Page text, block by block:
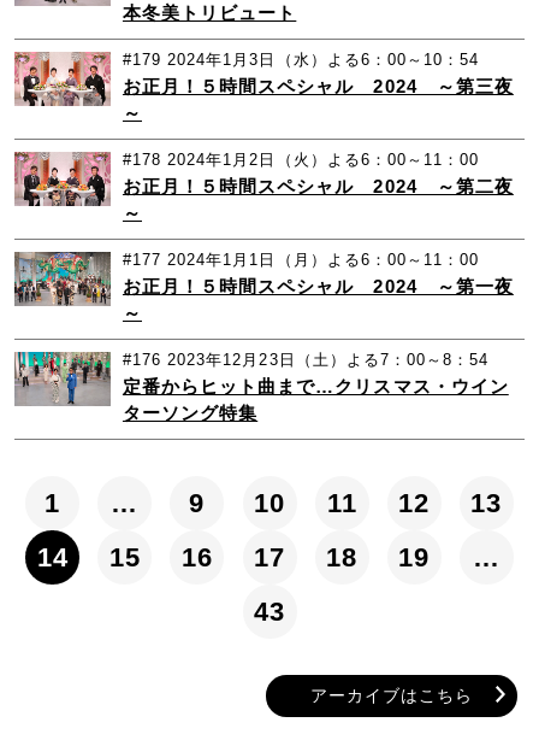
本冬美トリビュート
#179 2024年1月3日（水）よる6：00～10：54
お正月！５時間スペシャル 2024 ～第三夜
～
#178 2024年1月2日（火）よる6：00～11：00
お正月！５時間スペシャル 2024 ～第二夜
～
#177 2024年1月1日（月）よる6：00～11：00
お正月！５時間スペシャル 2024 ～第一夜
～
#176 2023年12月23日（土）よる7：00～8：54
定番からヒット曲まで…クリスマス・ウイン
ターソング特集
1 … 9 10 11 12
13
14
15 16 17 18 19
…
43
アーカイブはこちら